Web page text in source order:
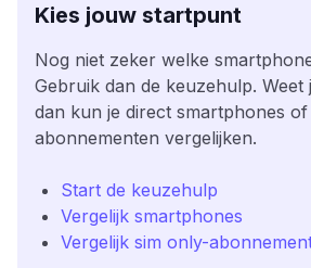
Kies jouw startpunt
Nog niet zeker welke
Gebruik dan de keuzehulp. Weet
dan kun je direct smartphones
abonnementen vergelijken.
Start de keuzehulp
Vergelijk smartphones
Vergelijk sim only-